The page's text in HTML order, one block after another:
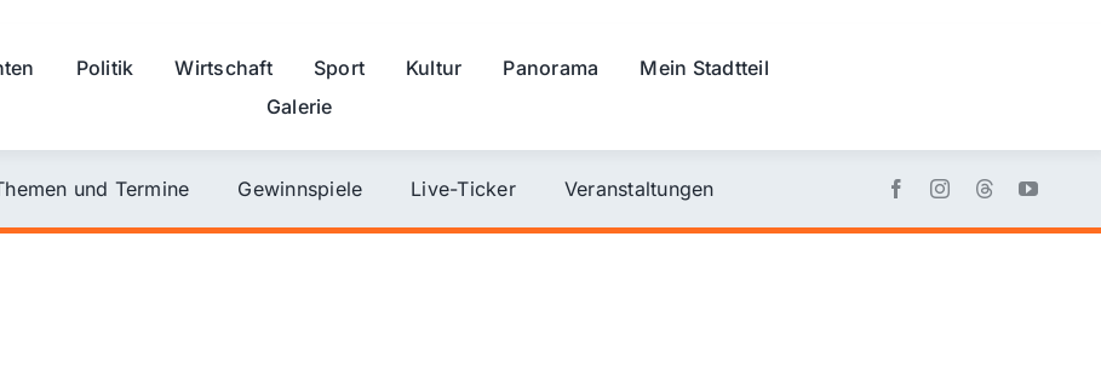
Politik Wirtschaft Sport Kultur Panorama
Mein Stadtteil
Galerie
und Termine Gewinnspiele Live-Ticker Veranstaltungen